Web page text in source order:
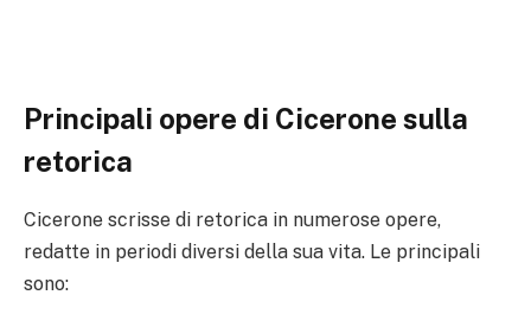
Principali opere di Cicerone sulla
retorica
Cicerone scrisse di retorica in numerose opere,
redatte in periodi diversi della sua vita. Le principali
sono: